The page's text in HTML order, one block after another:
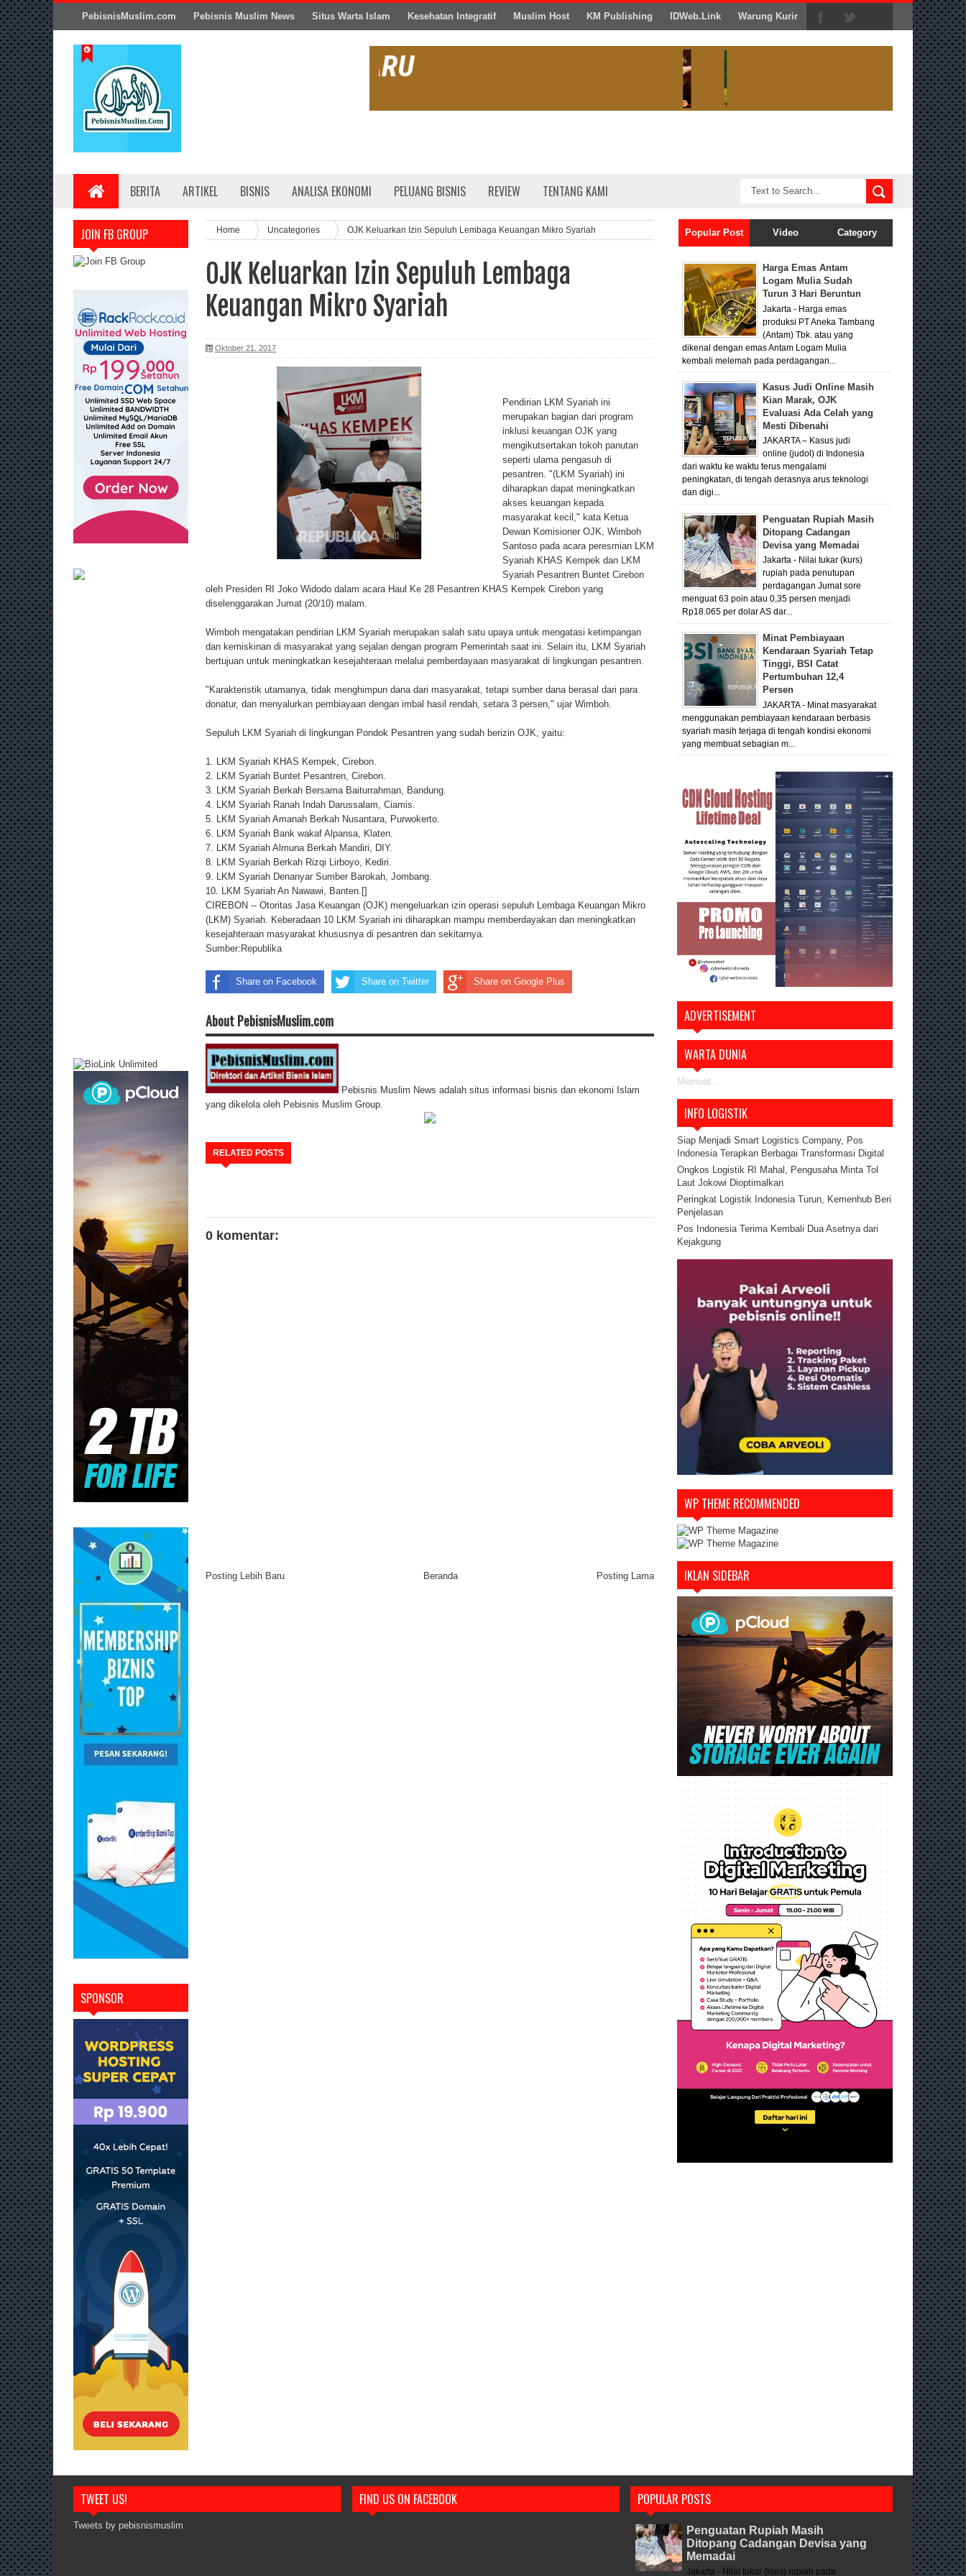
PebisnisMuslim.com Pebisnis Muslim News Situs Warta Islam Kesehatan Integratif Muslim Host KM Publishing IDWeb.Link Warung Kurir
BERITA ARTIKEL BISNIS ANALISA EKONOMI PELUANG BISNIS REVIEW TENTANG KAMI
JOIN FB GROUP
SPONSOR
Home Uncategories OJK Keluarkan Izin Sepuluh Lembaga Keuangan Mikro Syariah
OJK Keluarkan Izin Sepuluh Lembaga
Keuangan Mikro Syariah
Oktober 21, 2017
Pendirian LKM Syariah ini
merupakan bagian dari program
inklusi keuangan OJK yang
mengikutsertakan tokoh panutan
seperti ulama pengasuh di
pesantren. "(LKM Syariah) ini
diharapkan dapat meningkatkan
akses keuangan kepada
masyarakat kecil," kata Ketua
Dewan Komisioner OJK, Wimboh
Santoso pada acara peresmian LKM
Syariah KHAS Kempek dan LKM
Syariah Pesantren Buntet Cirebon
oleh Presiden RI Joko Widodo dalam acara Haul Ke 28 Pesantren KHAS Kempek Cirebon yang
diselenggarakan Jumat (20/10) malam.
Wimboh mengatakan pendirian LKM Syariah merupakan salah satu upaya untuk mengatasi ketimpangan
dan kemiskinan di masyarakat yang sejalan dengan program Pemerintah saat ini. Selain itu, LKM Syariah
bertujuan untuk meningkatkan kesejahteraan melalui pemberdayaan masyarakat di lingkungan pesantren.
"Karakteristik utamanya, tidak menghimpun dana dari masyarakat, tetapi sumber dana berasal dari para
donatur, dan menyalurkan pembiayaan dengan imbal hasil rendah, setara 3 persen," ujar Wimboh.
Sepuluh LKM Syariah di lingkungan Pondok Pesantren yang sudah berizin OJK, yaitu:
1. LKM Syariah KHAS Kempek, Cirebon.
2. LKM Syariah Buntet Pesantren, Cirebon.
3. LKM Syariah Berkah Bersama Baiturrahman, Bandung.
4. LKM Syariah Ranah Indah Darussalam, Ciamis.
5. LKM Syariah Amanah Berkah Nusantara, Purwokerto.
6. LKM Syariah Bank wakaf Alpansa, Klaten.
7. LKM Syariah Almuna Berkah Mandiri, DIY.
8. LKM Syariah Berkah Rizqi Lirboyo, Kediri.
9. LKM Syariah Denanyar Sumber Barokah, Jombang.
10. LKM Syariah An Nawawi, Banten.[]
CIREBON -- Otoritas Jasa Keuangan (OJK) mengeluarkan izin operasi sepuluh Lembaga Keuangan Mikro
(LKM) Syariah. Keberadaan 10 LKM Syariah ini diharapkan mampu memberdayakan dan meningkatkan
kesejahteraan masyarakat khususnya di pesantren dan sekitarnya.
Sumber:Republika
Share on Facebook Share on Twitter Share on Google Plus
About PebisnisMuslim.com
Pebisnis Muslim News adalah situs informasi bisnis dan ekonomi Islam
yang dikelola oleh Pebisnis Muslim Group.
RELATED POSTS
0 komentar:
Posting Lebih Baru Posting Lama
Beranda
Popular Post Video Category
Harga Emas Antam
Logam Mulia Sudah
Turun 3 Hari Beruntun
Jakarta - Harga emas
produksi PT Aneka Tambang
(Antam) Tbk. atau yang
dikenal dengan emas Antam Logam Mulia
kembali melemah pada perdagangan...
Kasus Judi Online Masih
Kian Marak, OJK
Evaluasi Ada Celah yang
Mesti Dibenahi
JAKARTA – Kasus judi
online (judol) di Indonesia
dari waktu ke waktu terus mengalami
peningkatan, di tengah derasnya arus teknologi
dan digi...
Penguatan Rupiah Masih
Ditopang Cadangan
Devisa yang Memadai
Jakarta - Nilai tukar (kurs)
rupiah pada penutupan
perdagangan Jumat sore
menguat 63 poin atau 0,35 persen menjadi
Rp18.065 per dolar AS dar...
Minat Pembiayaan
Kendaraan Syariah Tetap
Tinggi, BSI Catat
Pertumbuhan 12,4
Persen
JAKARTA - Minat masyarakat
menggunakan pembiayaan kendaraan berbasis
syariah masih terjaga di tengah kondisi ekonomi
yang membuat sebagian m...
ADVERTISEMENT
WARTA DUNIA
Memuat...
INFO LOGISTIK
Siap Menjadi Smart Logistics Company, Pos
Indonesia Terapkan Berbagai Transformasi Digital
Ongkos Logistik RI Mahal, Pengusaha Minta Tol
Laut Jokowi Dioptimalkan
Peringkat Logistik Indonesia Turun, Kemenhub Beri
Penjelasan
Pos Indonesia Terima Kembali Dua Asetnya dari
Kejakgung
WP THEME RECOMMENDED
IKLAN SIDEBAR
TWEET US!
Tweets by pebisnismuslim
FIND US ON FACEBOOK POPULAR POSTS
Penguatan Rupiah Masih
Ditopang Cadangan Devisa yang
Memadai
Jakarta - Nilai tukar (kurs) rupiah pada